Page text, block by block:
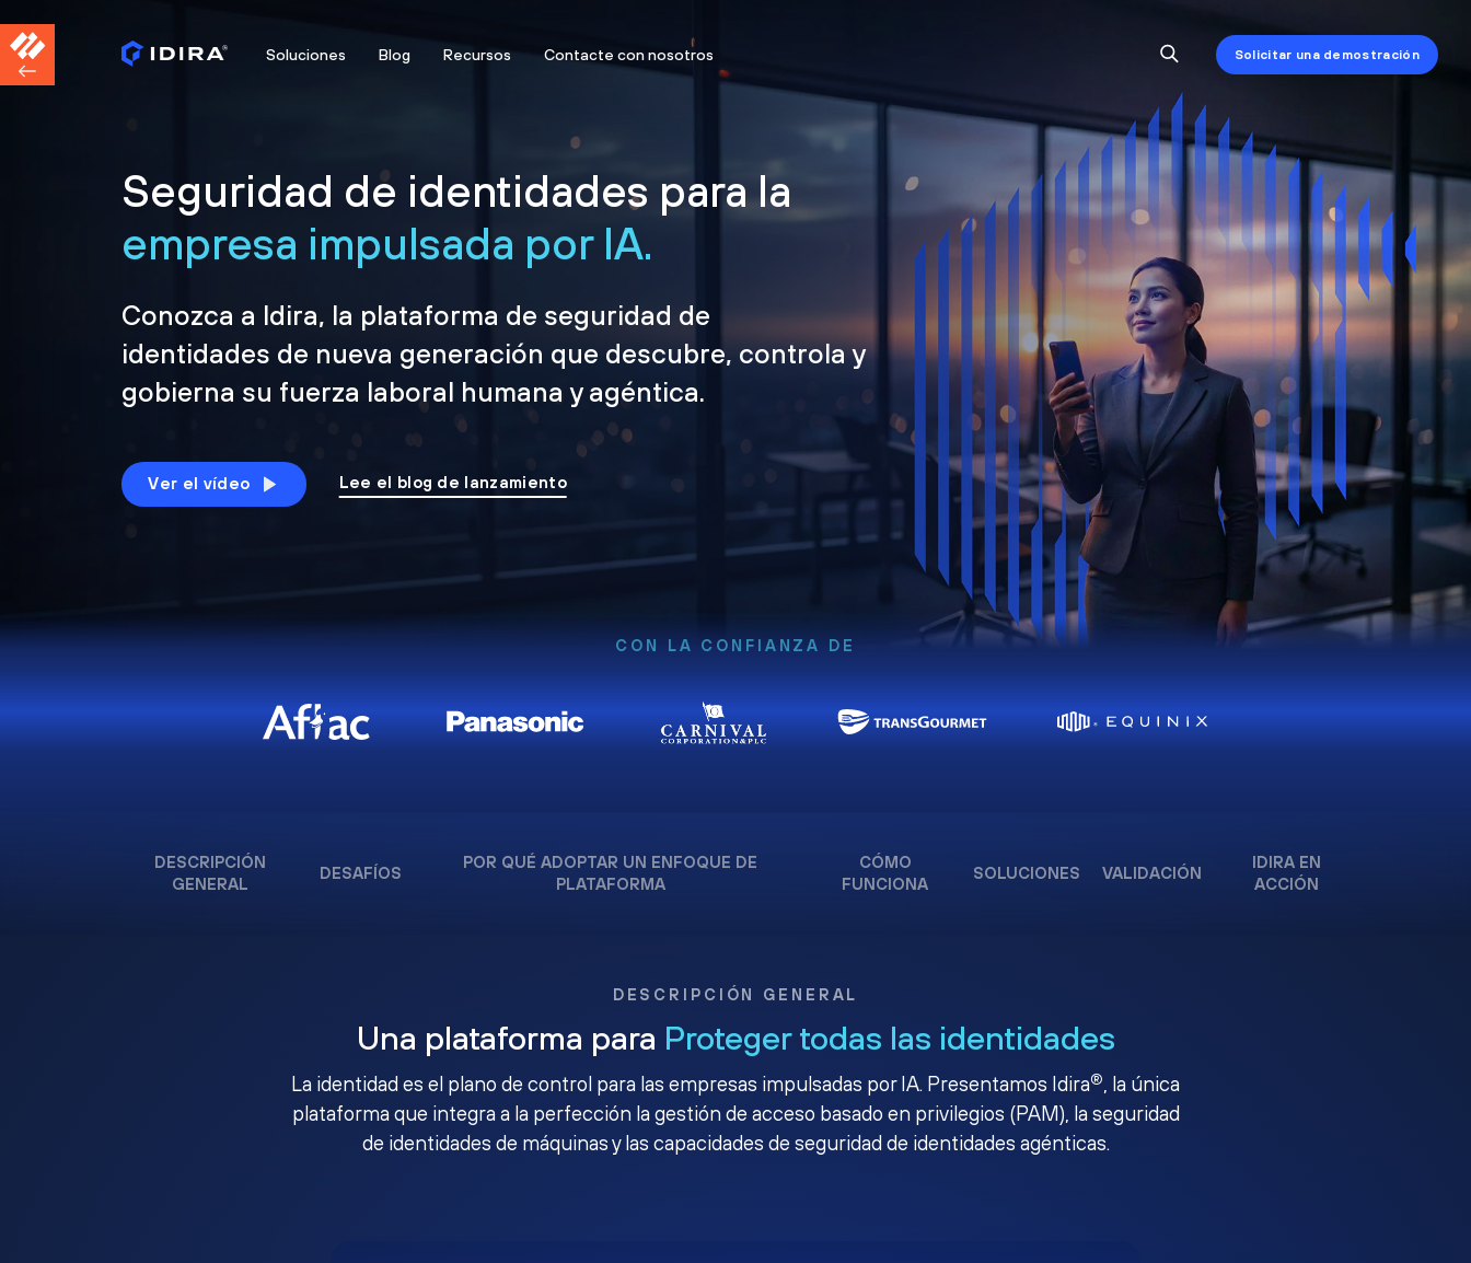
Soluciones Blog Recursos Contacte con nosotros Solicitar una demostración
Seguridad de identidades para la
empresa impulsada por IA.
Conozca a Idira, la plataforma de seguridad de
identidades de nueva generación que descubre, controla y
gobierna su fuerza laboral humana y agéntica.
Ver el vídeo Lee el blog de lanzamiento
CON LA CONFIANZA DE
DESCRIPCIÓN
GENERAL
DESAFÍOS
POR QUÉ ADOPTAR UN ENFOQUE DE
PLATAFORMA
CÓMO
FUNCIONA
SOLUCIONES VALIDACIÓN
IDIRA EN
ACCIÓN
DESCRIPCIÓN GENERAL
Una plataforma para Proteger todas las identidades
La identidad es el plano de control para las empresas impulsadas por IA. Presentamos Idira®, la única
plataforma que integra a la perfección la gestión de acceso basado en privilegios (PAM), la seguridad
de identidades de máquinas y las capacidades de seguridad de identidades agénticas.